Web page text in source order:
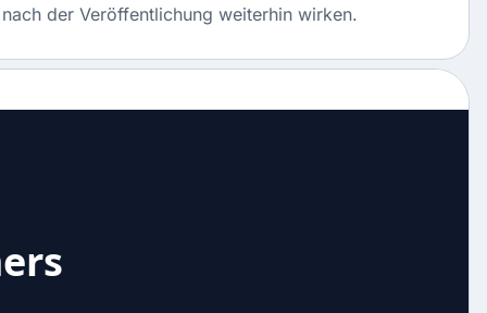
der Veröffentlichung weiterhin wirken.